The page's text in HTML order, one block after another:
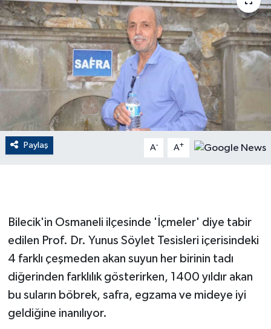
Paylaş A- A+
Bilecik'in Osmaneli ilçesinde 'İçmeler' diye tabir
edilen Prof. Dr. Yunus Söylet Tesisleri içerisindeki
4 farklı çeşmeden akan suyun her birinin tadı
diğerinden farklılık gösterirken, 1400 yıldır akan
bu suların böbrek, safra, egzama ve mideye iyi
geldiğine inanılıyor.
Dünya
EĞİTİM
EKONOMİ
English News
Finans
GÜNDEM
Güvenlik